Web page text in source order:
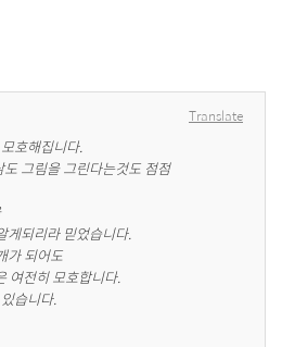
Translate
호해집니다.
그림을 그린다는것도 점점
게되리라 믿었습니다.
가 되어도
여전히 모호합니다.
습니다.